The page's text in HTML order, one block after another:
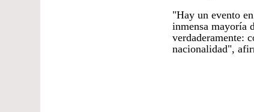
"Hay un evento
inmensa mayoría
verdaderamente:
nacionalidad",